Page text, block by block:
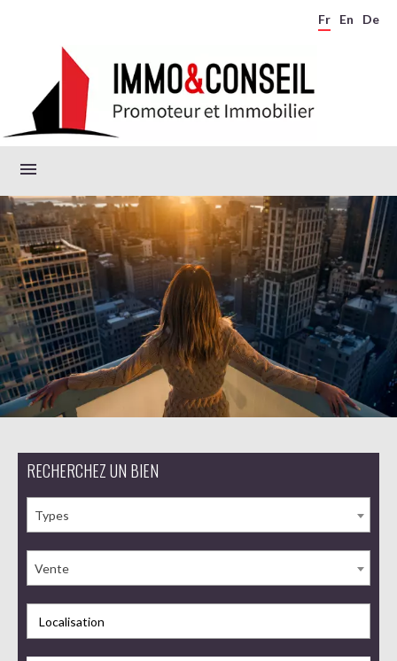
Fr En De
RECHERCHEZ UN BIEN
Types
Vente
Localisation